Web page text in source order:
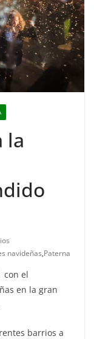
la
navideñas,Paterna
con el
en la gran
barrios a